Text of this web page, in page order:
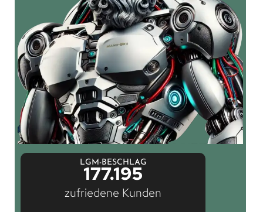
LGM-BESCHLAG
177.195
zufriedene Kunden